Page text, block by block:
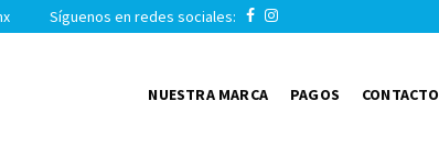
Síguenos en redes sociales:
NUESTRA MARCA PAGOS CONTACTO